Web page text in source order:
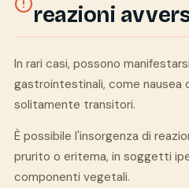
reazioni
In rari casi, possono
gastrointestinali, come nausea
solitamente transitori.
È possibile l'insorgenza di
prurito o eritema, in soggetti
componenti vegetali.